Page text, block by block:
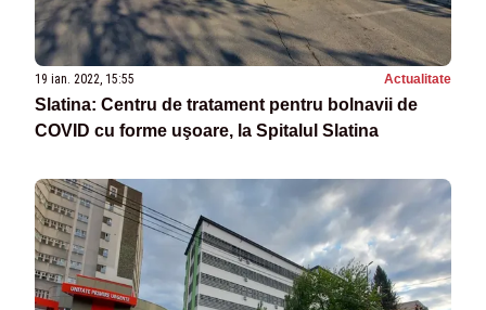
19 ian. 2022, 15:55 Actualitate
Slatina: Centru de tratament pentru bolnavii de
COVID cu forme uşoare, la Spitalul Slatina